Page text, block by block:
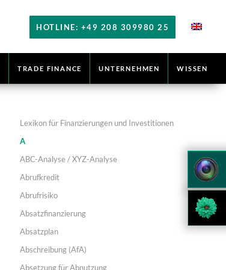
HOTLINE: +49 208 309980 25
TRADE FINANCE UNTERNEHMEN WISSEN
Lexikon für Finanzierungen und Investitionen
A
ABC-Analyse / XYZ-Analyse
Abrufkredit
Abrufrisiko
Absatzfinanzierung
Absatzplan
Abschreibung (AfA)
Absetzung für Abnutzung